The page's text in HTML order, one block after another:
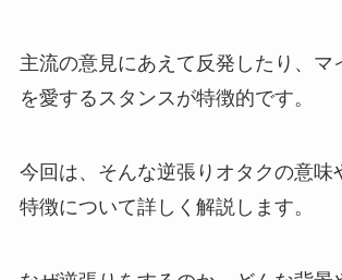
主流の意見にあえて反発したり、マ
を愛するスタンスが特徴的です。
今回は、そんな逆張りオタクの意味
特徴について詳しく解説します。